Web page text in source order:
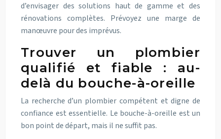
d’envisager des solutions haut de gamme et des
rénovations complètes. Prévoyez une marge de
manœuvre pour des imprévus.
Trouver un plombier
qualifié et fiable : au-
delà du bouche-à-oreille
La recherche d’un plombier compétent et digne de
confiance est essentielle. Le bouche-à-oreille est un
bon point de départ, mais il ne suffit pas.